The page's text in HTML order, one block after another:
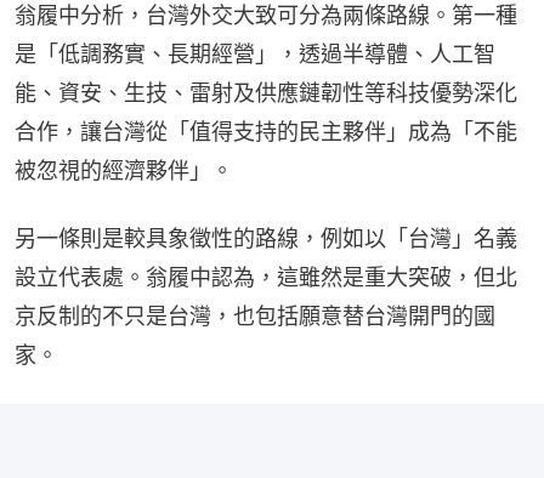
翁履中分析，台灣外交大致可分為兩條路線。第一種
是「低調務實、長期經營」，透過半導體、人工智
能、資安、生技、雷射及供應鏈韌性等科技優勢深化
合作，讓台灣從「值得支持的民主夥伴」成為「不能
被忽視的經濟夥伴」。
另一條則是較具象徵性的路線，例如以「台灣」名義
設立代表處。翁履中認為，這雖然是重大突破，但北
京反制的不只是台灣，也包括願意替台灣開門的國
家。